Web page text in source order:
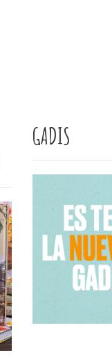
GADIS